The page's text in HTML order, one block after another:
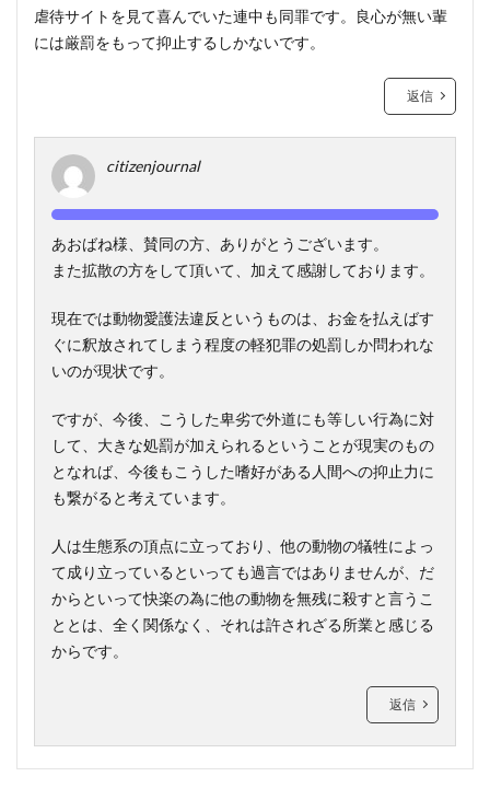
虐待サイトを見て喜んでいた連中も同罪です。良心が無い輩
には厳罰をもって抑止するしかないです。
返信
citizenjournal
あおばね様、賛同の方、ありがとうございます。
また拡散の方をして頂いて、加えて感謝しております。
現在では動物愛護法違反というものは、お金を払えばす
ぐに釈放されてしまう程度の軽犯罪の処罰しか問われな
いのが現状です。
ですが、今後、こうした卑劣で外道にも等しい行為に対
して、大きな処罰が加えられるということが現実のもの
となれば、今後もこうした嗜好がある人間への抑止力に
も繋がると考えています。
人は生態系の頂点に立っており、他の動物の犠牲によっ
て成り立っているといっても過言ではありませんが、だ
からといって快楽の為に他の動物を無残に殺すと言うこ
ととは、全く関係なく、それは許されざる所業と感じる
からです。
返信